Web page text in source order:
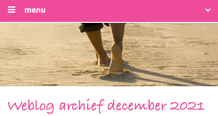
menu
Weblog archief december 2021